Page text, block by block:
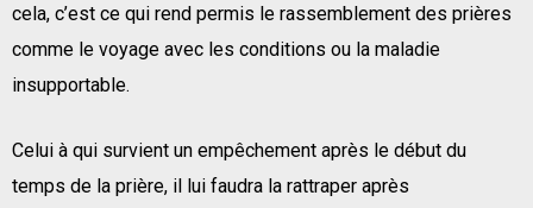
cela, c’est ce qui rend permis le rassemblement des prières
comme le voyage avec les conditions ou la maladie
insupportable.
Celui à qui survient un empêchement après le début du
temps de la prière, il lui faudra la rattraper après